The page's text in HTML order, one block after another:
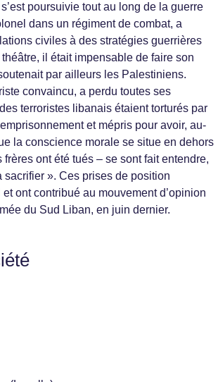
poursuivie tout au long de la guerre
dans un régiment de combat, a
civiles à des stratégies guerrières
il était impensable de faire son
par ailleurs les Palestiniens.
convaincu, a perdu toutes ses
terroristes libanais étaient torturés par
et mépris pour avoir, au-
la conscience morale se situe en dehors
ont été tués – se sont fait entendre,
». Ces prises de position
ont contribué au mouvement d’opinion
du Sud Liban, en juin dernier.